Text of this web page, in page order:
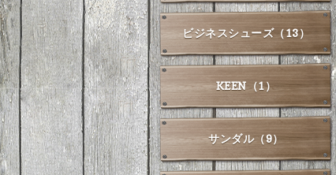
ビジネスシューズ（13）
KEEN（1）
サンダル（9）